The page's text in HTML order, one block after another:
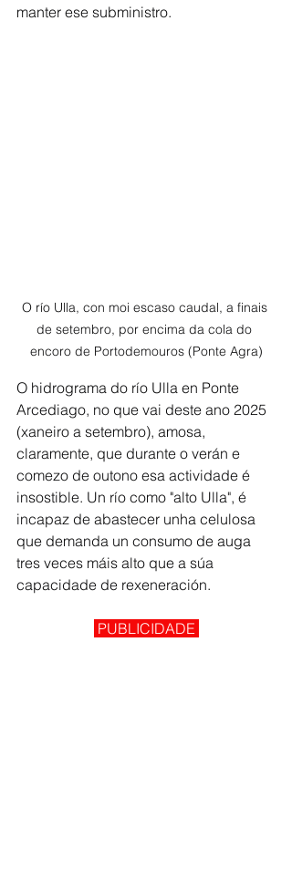
manter ese subministro.
O río Ulla, con moi escaso caudal, a finais
de setembro, por encima da cola do
encoro de Portodemouros (Ponte Agra)
O hidrograma do río Ulla en Ponte
Arcediago, no que vai deste ano 2025
(xaneiro a setembro), amosa,
claramente, que durante o verán e
comezo de outono esa actividade é
insostible. Un río como "alto Ulla", é
incapaz de abastecer unha celulosa
que demanda un consumo de auga
tres veces máis alto que a súa
capacidade de rexeneración.
PUBLICIDADE